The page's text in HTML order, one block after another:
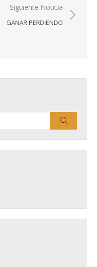
Siguiente Noticia
GANAR PERDIENDO